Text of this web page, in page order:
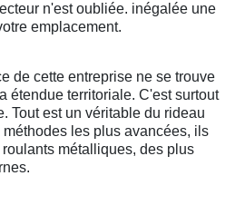
n'est oubliée. inégalée une
emplacement.
de cette entreprise ne se trouve
étendue territoriale. C'est surtout
Tout est un véritable du rideau
les plus avancées, ils
métalliques, des plus